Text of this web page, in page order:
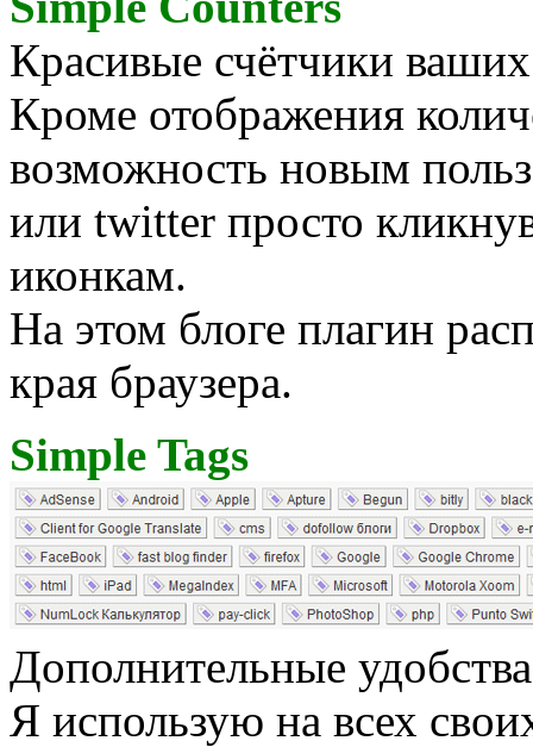
Красивые счётчики
Кроме отображения
возможность новым
или twitter просто
иконкам.
На этом блоге плагин
края браузера.
Simple Tags
Дополнительные
Я использую на всех